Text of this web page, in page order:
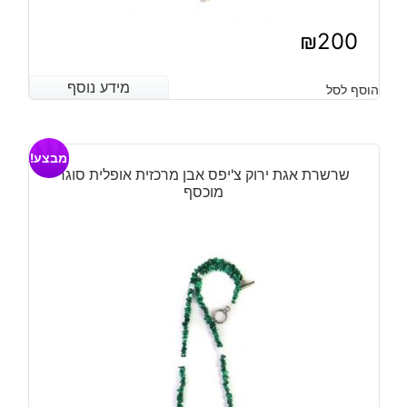
₪200
מידע נוסף הוסף לסל מידע נוסף
שרשרת אגת ירוק צ'יפס אבן מרכזית אופלית סוגר
מוכסף
מבצע!